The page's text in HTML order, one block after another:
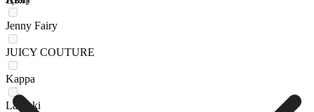
Jenny Fairy
JUICY COUTURE
Kappa
Lasocki